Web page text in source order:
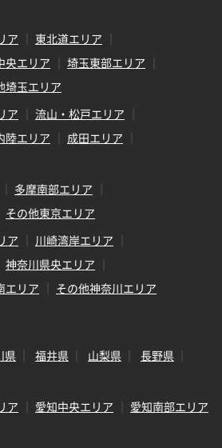
ア
東北道エリア
央エリア
埼玉東部エリア
埼玉エリア
ア
流山・松戸エリア
陸エリア
成田エリア
多摩南部エリア
その他東京エリア
ア
川崎湾岸エリア
神奈川県央エリア
エリア その他神奈川エリア
県 福井県 山梨県
長野県
ア 愛知中央エリア
愛知南部エリア